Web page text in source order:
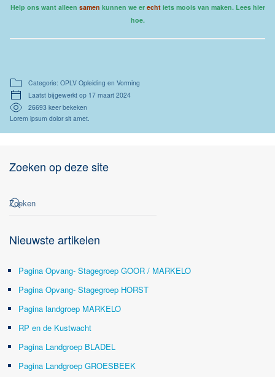
Help ons want alleen samen kunnen we erechtiets moois van maken. Lees hier
hoe.
Categorie: OPLV Opleiding en Vorming
Laatst bijgewerkt op 17 maart 2024
26693 keer bekeken
Lorem ipsum dolor sit amet.
Zoeken op deze site
Nieuwste artikelen
Pagina Opvang- Stagegroep GOOR / MARKELO
Pagina Opvang- Stagegroep HORST
Pagina landgroep MARKELO
RP en de Kustwacht
Pagina Landgroep BLADEL
Pagina Landgroep GROESBEEK